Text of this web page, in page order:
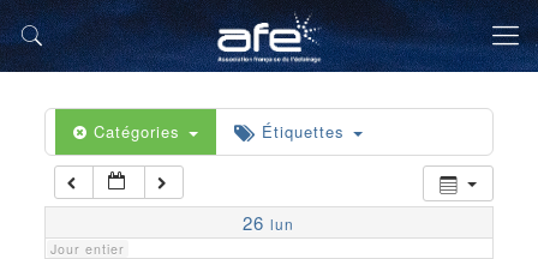
Catégories Étiquettes
26 lun
Jour entier
5 h 00 min
6 h 00 min
7 h 00 min